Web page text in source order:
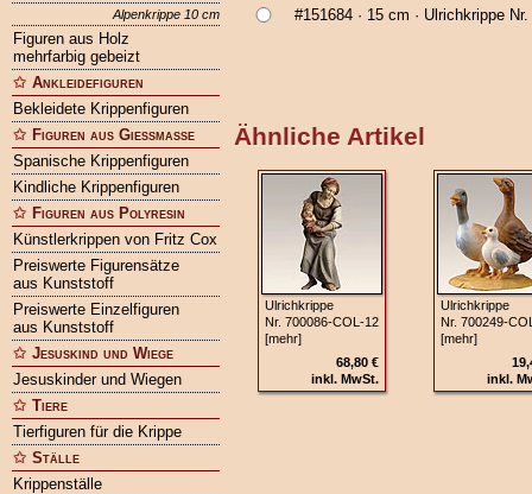
Alpenkrippe 10 cm
Figuren aus Holz
mehrfarbig gebeizt
Ankleidefiguren
Bekleidete Krippenfiguren
Figuren aus Gießmasse
Spanische Krippenfiguren
Kindliche Krippenfiguren
Figuren aus Polyresin
Künstlerkrippen von Fritz Cox
Preiswerte Figurensätze
aus Kunststoff
Preiswerte Einzelfiguren
aus Kunststoff
Jesuskind und Wiege
Jesuskinder und Wiegen
Tiere
Tierfiguren für die Krippe
Ställe
Krippenställe
#151684 · 15 cm · Ulrichkrippe Nr.
Ähnliche Artikel
Ulrichkrippe
Nr. 700086‑COL‑12
[mehr]
68,80 €
inkl. MwSt.
Ulrichkrippe
Nr.
[mehr]
inkl.